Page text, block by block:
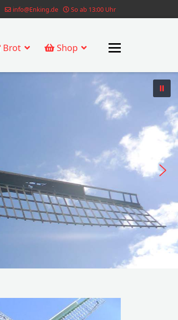
info@Enking.de So ab 13:00 Uhr
Brot Shop